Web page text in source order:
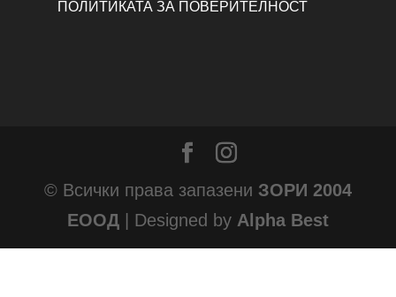
ПОЛИТИКАТА ЗА ПОВЕРИТЕЛНОСТ
© Всички права запазени ЗОРИ 2004
ЕООД
| Designed by Alpha Best